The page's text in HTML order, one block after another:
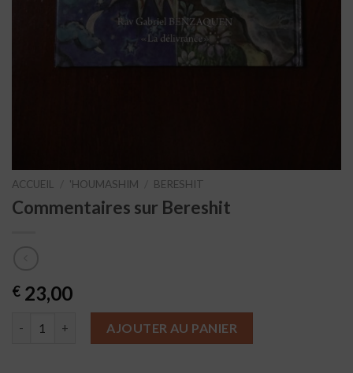
ACCUEIL 'HOUMASHIM BERESHIT
Commentaires sur Bereshit
€ 23,00
AJOUTER AU PANIER